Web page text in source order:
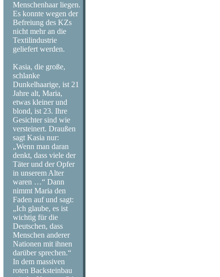
Menschenhaar liegen.
Es konnte wegen der
Befreiung des KZs
nicht mehr an die
Textilindustrie
geliefert werden.
Kasia, die große,
schlanke
Dunkelhaarige, ist 21
Jahre alt, Maria,
etwas kleiner und
blond, ist 23. Ihre
Gesichter sind wie
versteinert. Draußen
sagt Kasia nur:
„Wenn man daran
denkt, dass viele der
Täter und der Opfer
in unserem Alter
waren …“ Dann
nimmt Maria den
Faden auf und sagt:
„Ich glaube, es ist
wichtig für die
Deutschen, dass
Menschen anderer
Nationen mit ihnen
darüber sprechen.“
In dem massiven
roten Backsteinbau